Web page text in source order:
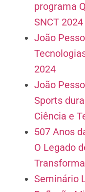
programa
SNCT 2024
João
2024
João
Sports
Ciência e
507 Anos
O Legado
Seminário